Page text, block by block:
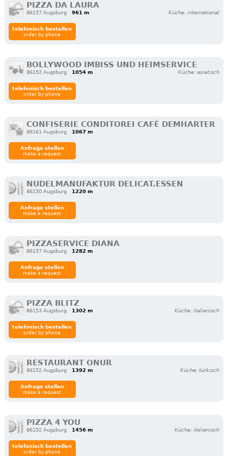
PIZZA DA LAURA
86157 Augsburg 961 m Küche: international
telefonisch bestellen
order by phone
BOLLYWOOD IMBISS UND HEIMSERVICE
86152 Augsburg 1054 m Küche: asiatisch
telefonisch bestellen
order by phone
CONFISERIE CONDITOREI CAFÉ DEMHARTER
86161 Augsburg 1067 m
Anfrage stellen
make a request
NUDELMANUFAKTUR DELICAT.ESSEN
86150 Augsburg 1220 m
Anfrage stellen
make a request
PIZZASERVICE DIANA
86157 Augsburg 1282 m
Anfrage stellen
make a request
PIZZA BLITZ
86153 Augsburg 1302 m Küche: italienisch
telefonisch bestellen
order by phone
RESTAURANT ONUR
86152 Augsburg 1392 m Küche: türkisch
Anfrage stellen
make a request
PIZZA 4 YOU
86152 Augsburg 1456 m Küche: italienisch
telefonisch bestellen
order by phone